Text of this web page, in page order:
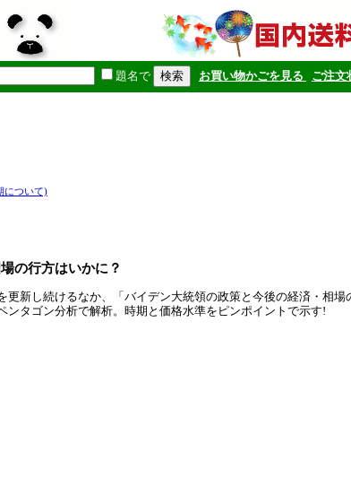
題名で お買い物かごを見る ご注文
について)
の行方はいかに？
更新し続けるなか、「バイデン大統領の政策と今後の経済・相場
タゴン分析で解析。時期と価格水準をピンポイントで示す!